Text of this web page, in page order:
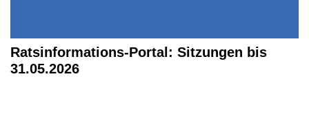
Ratsinformations-Portal: Sitzungen bis
31.05.2026